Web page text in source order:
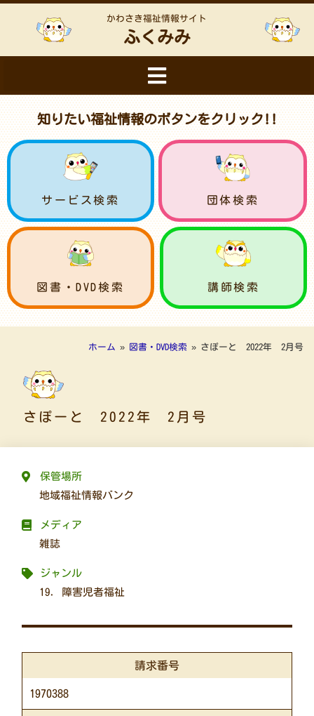
かわさき福祉情報サイト
ふくみみ
知りたい福祉情報のボタンをクリック!!
サービス検索 団体検索
図書・DVD検索 講師検索
ホーム » 図書・DVD検索 » さぽーと 2022年 2月号
さぽーと 2022年 2月号
保管場所
地域福祉情報バンク
メディア
雑誌
ジャンル
19. 障害児者福祉
請求番号
1970388